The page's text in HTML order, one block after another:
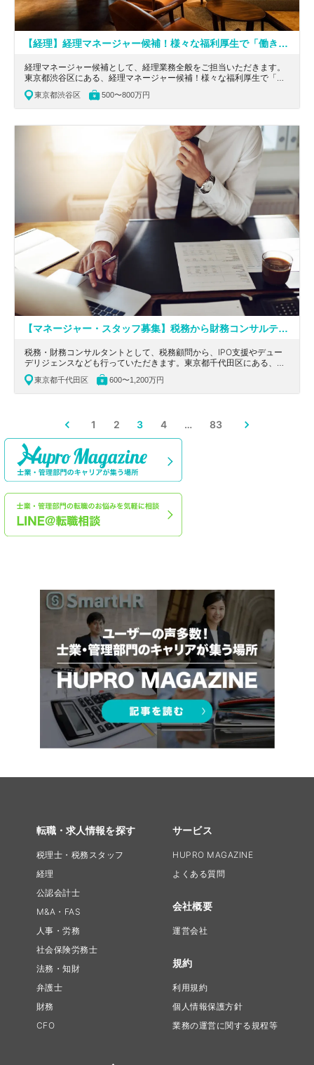
【経理】経理マネージャー候補！様々な福利厚生で「働きやすさ」と「働き甲斐」をサポート！モバイルペイメントプラットフォームを中心に事業展開する企業
経理マネージャー候補として、経理業務全般をご担当いただきます。
東京都渋谷区にある、経理マネージャー候補！様々な福利厚生で「働
きやすさ」と「働き甲斐」をサポート！モバイルペイメントプラット
フォームを中心に事業展開する企業の求人です。
東京都渋谷区 500〜800万円
【マネージャー・スタッフ募集】税務から財務コンサルティングまで幅広いキャリアアップが可能／リモート勤務可能でフレキシブルに働ける税理士法人
税務・財務コンサルタントとして、税務顧問から、IPO支援やデュー
デリジェンスなども行っていただきます。東京都千代田区にある、実
務経験者募集！リモート勤務可能でフレキシブルに働ける税理士法人
の求人です。
東京都千代田区 600〜1,200万円
1 2 3 4 … 83
転職・求人情報を探す
税理士・税務スタッフ
経理
公認会計士
M&A・FAS
人事・労務
社会保険労務士
法務・知財
弁護士
財務
CFO
サービス
HUPRO MAGAZINE
よくある質問
会社概要
運営会社
規約
利用規約
個人情報保護方針
業務の運営に関する規程等